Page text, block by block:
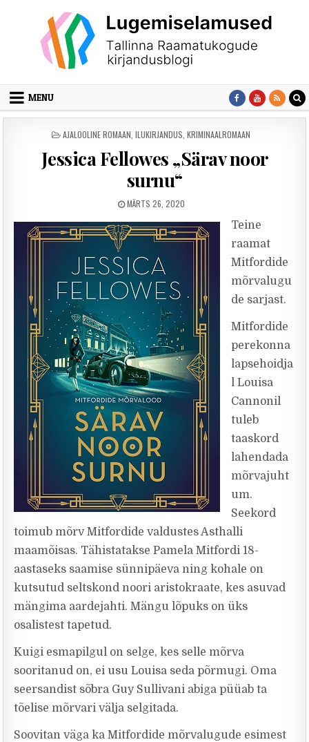
MENU
POSTED IN
AJALOOLINE ROMAAN ILUKIRJANDUS KRIMINAALROMAAN
Jessica Fellowes „Särav noor
surnu“
PUBLISHED DATE:
MÄRTS 26, 2020
Teine
raamat
Mitfordide
mõrvalugu
de sarjast.
Mitfordide
perekonna
lapsehoidja
l Louisa
Cannonil
tuleb
taaskord
lahendada
mõrvajuht
um.
Seekord
toimub mõrv Mitfordide valdustes Asthalli
maamõisas. Tähistatakse Pamela Mitfordi 18-
aastaseks saamise sünnipäeva ning kohale on
kutsutud seltskond noori aristokraate, kes asuvad
mängima aardejahti. Mängu lõpuks on üks
osalistest tapetud.
Kuigi esmapilgul on selge, kes selle mõrva
sooritanud on, ei usu Louisa seda põrmugi. Oma
seersandist sõbra Guy Sullivani abiga püüab ta
tõelise mõrvari välja selgitada.
Soovitan väga ka Mitfordide mõrvalugude esimest